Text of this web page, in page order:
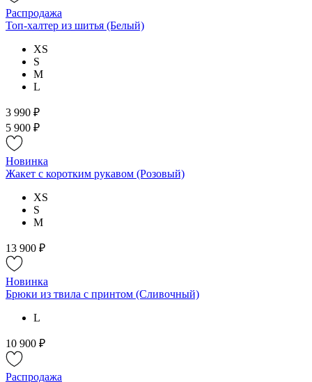
Распродажа
Топ-халтер из шитья (Белый)
XS
S
M
L
3 990 ₽
5 900 ₽
Новинка
Жакет с коротким рукавом (Розовый)
XS
S
M
13 900 ₽
Новинка
Брюки из твила с принтом (Сливочный)
L
10 900 ₽
Распродажа